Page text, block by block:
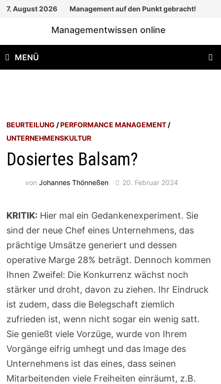
Zum
7. August 2026 Management auf den Punkt gebracht!
Managementwissen online
MENÜ
BEURTEILUNG /PERFORMANCE MANAGEMENT /
UNTERNEHMENSKULTUR
Dosiertes Balsam?
vonJohannes Thönneßen 20. Februar 2024
KRITIK: Hier mal ein Gedankenexperiment. Sie
sind der neue Chef eines Unternehmens, das
prächtige Umsätze generiert und dessen
operative Marge 28% beträgt. Dennoch kommen
Ihnen Zweifel: Die Konkurrenz wächst noch
stärker und droht, davon zu ziehen. Ihr Eindruck
ist zudem, dass die Belegschaft ziemlich
zufrieden ist, wenn nicht sogar ein wenig satt.
Sie genießt viele Vorzüge, wurde von Ihrem
Vorgänge eifrig umhegt und das Image des
Unternehmens ist das eines, dass seinen
Mitarbeitenden viele Freiheiten einräumt, z.B.